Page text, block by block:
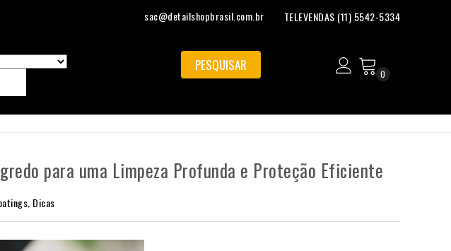
sac@detailshopbrasil.com.br TELEVENDAS (11) 5542-5334
0
para uma Limpeza Profunda e Proteção Eficiente
, Dicas